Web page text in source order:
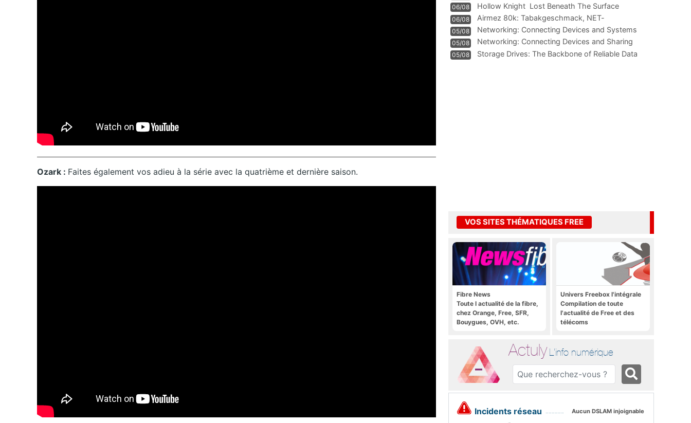
Ozark : Faites également vos adieu à la série avec la quatrième et dernière saison.
06/08 Hollow Knight  Lost Beneath The Surface
06/08
Airmez 80k: Tabakgeschmack, NET-
Technologie und Leistung im
05/08 Networking: Connecting Devices and Systems
05/08
Networking: Connecting Devices and Sharing
Information
05/08
Storage Drives: The Backbone of Reliable Data
VOS SITES THÉMATIQUES FREE
Fibre News
Toute l actualité de la fibre,
chez Orange, Free, SFR,
Bouygues, OVH, etc.
Univers Freebox l'intégrale
Compilation de toute
l'actualité de Free et des
télécoms
Actuly L'info numérique
Incidents réseau Aucun DSLAM injoignable